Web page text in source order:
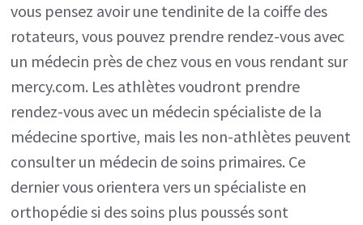
vous pensez avoir une tendinite de la coiffe des
rotateurs, vous pouvez prendre rendez-vous avec
un médecin près de chez vous en vous rendant sur
mercy.com. Les athlètes voudront prendre
rendez-vous avec un médecin spécialiste de la
médecine sportive, mais les non-athlètes peuvent
consulter un médecin de soins primaires. Ce
dernier vous orientera vers un spécialiste en
orthopédie si des soins plus poussés sont